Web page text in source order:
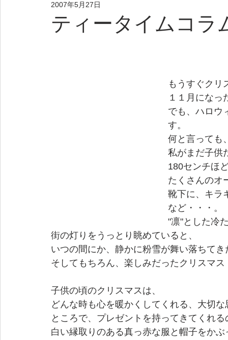
ティータイムコラ
2007年5月27日
もうすぐクリ
１１月になっ
でも、ハロウ
す。
何と言っても
私がまだ子供
180センチほ
たくさんのオ
靴下に、キラ
など・・・。
"凛"とした冷
街の灯りをうっとり眺めていると、
いつの間にか、静かに粉雪が舞い落ちて
そしてもちろん、楽しみだったクリスマ
子供の頃のクリスマスは、
どんな時も心を暖かくしてくれる、大切
ところで、プレゼントを持ってきてくれる
白い縁取りのある真っ赤な服と帽子をかぶ